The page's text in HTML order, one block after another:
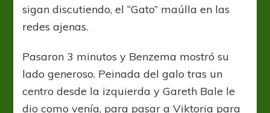
sigan discutiendo, el “Gato” maúlla en las
redes ajenas.
Pasaron 3 minutos y Benzema mostró su
lado generoso. Peinada del galo tras un
centro desde la izquierda y Gareth Bale le
dio como venía, para pasar a Viktoria para